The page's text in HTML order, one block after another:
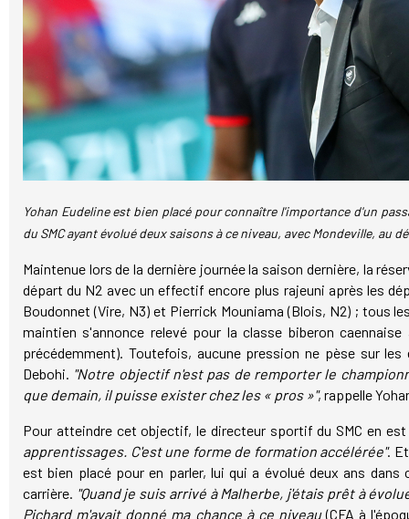
Yohan Eudeline est bien placé pour connaître l'importance d'un
du SMC ayant évolué deux saisons à ce niveau, avec Mondeville, au
Maintenue lors de la dernière journée la saison dernière, la
départ du N2 avec un effectif encore plus rajeuni après les
Boudonnet (Vire, N3) et Pierrick Mouniama (Blois, N2) ; tous
maintien s'annonce relevé pour la classe biberon
précédemment). Toutefois, aucune pression ne pèse sur
Debohi. "Notre objectif n'est pas de remporter le
que demain, il puisse exister chez les « pros »", rappelle
Pour atteindre cet objectif, le directeur sportif du SMC en
apprentissages. C'est une forme de formation accélérée".
est bien placé pour en parler, lui qui a évolué deux ans
carrière. "Quand je suis arrivé à Malherbe, j'étais prêt à
Pichard m'avait donné ma chance à ce niveau(CFA à